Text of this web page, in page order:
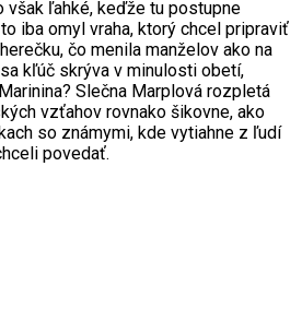
však ľahké, keďže tu postupne
iba omyl vraha, ktorý chcel pripraviť
čo menila manželov ako na
kľúč skrýva v minulosti obetí,
Slečna Marplová rozpletá
vzťahov rovnako šikovne, ako
so známymi, kde vytiahne z ľudí
povedať.